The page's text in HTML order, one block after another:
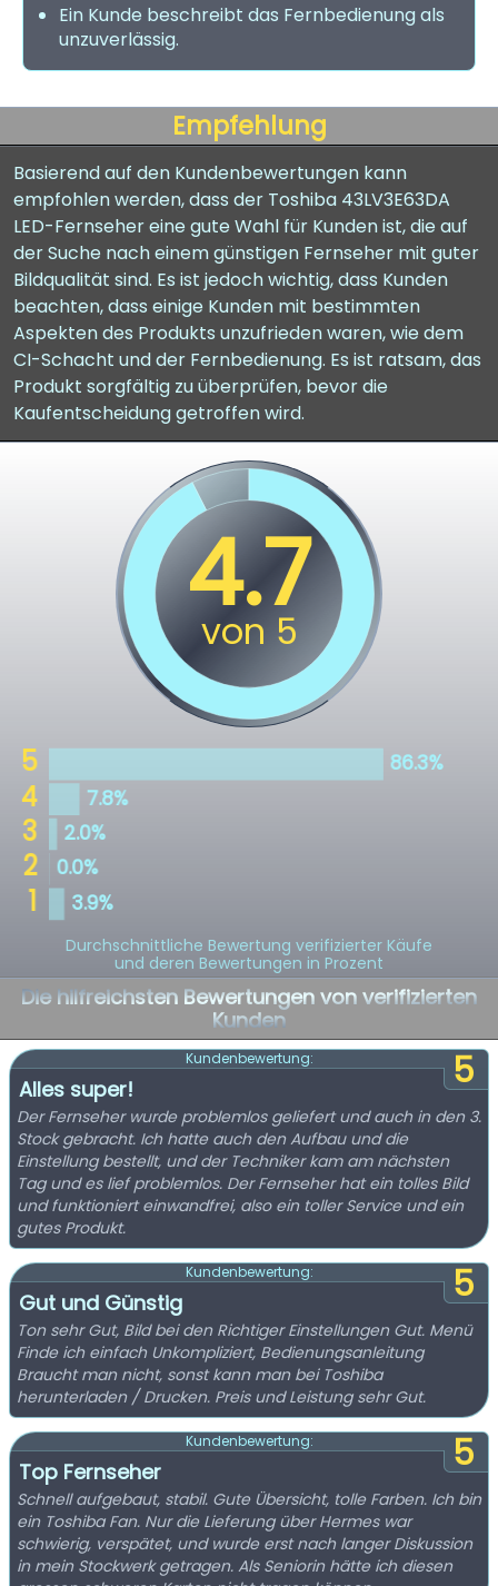
Ein Kunde beschreibt das Fernbedienung als
unzuverlässig.
Empfehlung
Basierend auf den Kundenbewertungen kann
empfohlen werden, dass der Toshiba 43LV3E63DA
LED-Fernseher eine gute Wahl für Kunden ist, die auf
der Suche nach einem günstigen Fernseher mit guter
Bildqualität sind. Es ist jedoch wichtig, dass Kunden
beachten, dass einige Kunden mit bestimmten
Aspekten des Produkts unzufrieden waren, wie dem
CI-Schacht und der Fernbedienung. Es ist ratsam, das
Produkt sorgfältig zu überprüfen, bevor die
Kaufentscheidung getroffen wird.
Durchschnittliche Bewertung verifizierter Käufe
und deren Bewertungen in Prozent
Die hilfreichsten Bewertungen von verifizierten
Kunden
5
Kundenbewertung:
Alles super!
Der Fernseher wurde problemlos geliefert und auch in den 3.
Stock gebracht. Ich hatte auch den Aufbau und die
Einstellung bestellt, und der Techniker kam am nächsten
Tag und es lief problemlos. Der Fernseher hat ein tolles Bild
und funktioniert einwandfrei, also ein toller Service und ein
gutes Produkt.
5
Kundenbewertung:
Gut und Günstig
Ton sehr Gut, Bild bei den Richtiger Einstellungen Gut. Menü
Finde ich einfach Unkompliziert, Bedienungsanleitung
Braucht man nicht, sonst kann man bei Toshiba
herunterladen / Drucken. Preis und Leistung sehr Gut.
5
Kundenbewertung:
Top Fernseher
Schnell aufgebaut, stabil. Gute Übersicht, tolle Farben. Ich bin
ein Toshiba Fan. Nur die Lieferung über Hermes war
schwierig, verspätet, und wurde erst nach langer Diskussion
in mein Stockwerk getragen. Als Seniorin hätte ich diesen